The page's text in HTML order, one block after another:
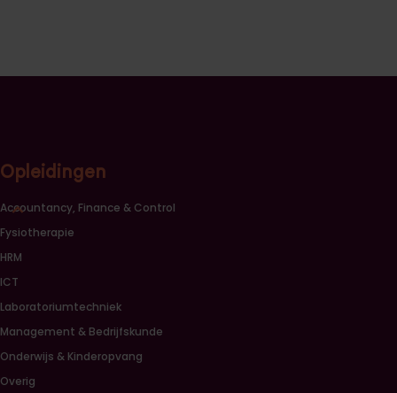
Opleidingen
Sluiten opleidingscategorieën link lijst
Accountancy, Finance & Control
Fysiotherapie
HRM
ICT
Laboratoriumtechniek
Management & Bedrijfskunde
Onderwijs & Kinderopvang
Overig